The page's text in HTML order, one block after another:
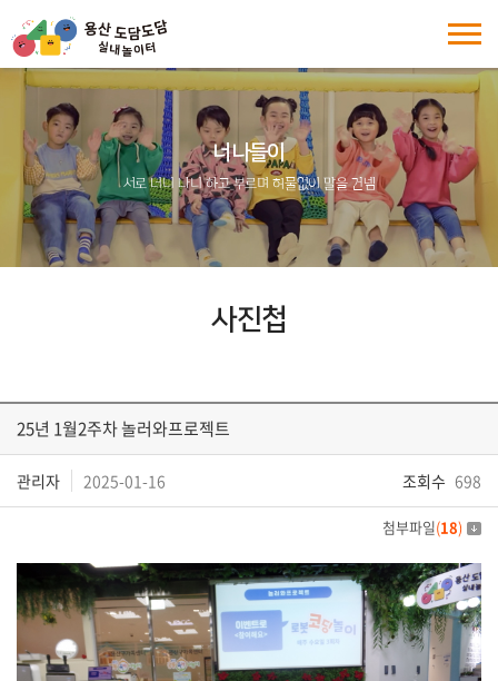
너나들이
서로 너니 나니 하고 부르며 허물없이 말을 건넴
사진첩
25년 1월2주차 놀러와프로젝트
관리자 2025-01-16 조회수 698
첨부파일(18)